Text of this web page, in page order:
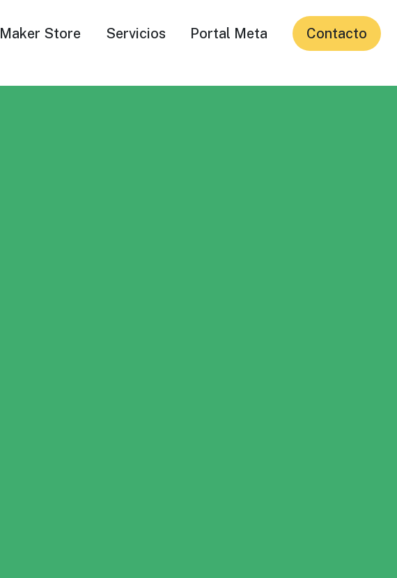
Maker Store Servicios Portal Meta Contacto